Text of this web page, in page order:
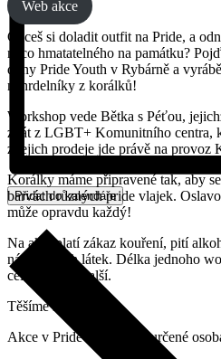
Přidat do kalendáře
Web akce
Chceš si doladit outfit na Pride, a
něco hmatatelného na památku?
dílny Pride Youth v Rybárně a
náhrdelníky z korálků!
Workshop vede Bětka s Péťou,
znát z LGBT+ Komunitního centra,
z jejich prodeje jde právě na provoz
Korálky máme připravené tak, aby
barvách různých pride vlajek.
může opravdu každý!
Na akci platí zákaz kouření, pití
návykových látek. Délka jednoho
celou začíná další.
Těšíme se na Tebe!
Akce v Pride Youth jsou určené